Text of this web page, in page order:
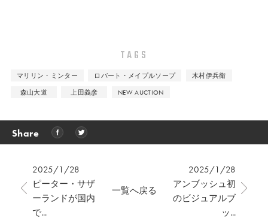
TAGS
マリリン・ミンター ロバート・メイプルソープ
木村伊兵衛
森山大道
上田義彦 NEW AUCTION
Share
2025/1/28
ピーター・サザ
ーランドが国内
で...
2025/1/28
アンブッシュ初
のビジュアルブ
ッ...
一覧へ戻る